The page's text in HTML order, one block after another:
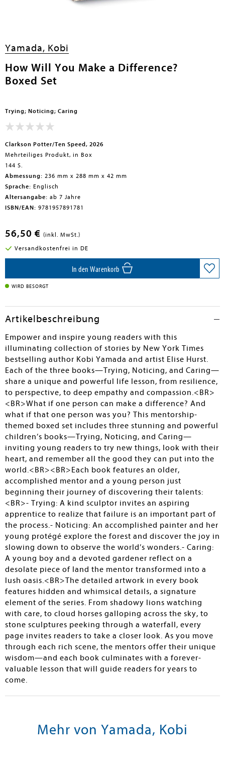
Yamada, Kobi
How Will You Make a Difference?
Boxed Set
Trying; Noticing; Caring
Clarkson Potter/Ten Speed, 2026
Mehrteiliges Produkt, in Box
144 S.
Abmessung: 236 mm x 288 mm x 42 mm
Sprache: Englisch
Altersangabe: ab 7 Jahre
ISBN/EAN: 9781957891781
56,50 € (inkl. MwSt.)
Versandkostenfrei in DE
In den Warenkorb
WIRD BESORGT
Artikelbeschreibung
Empower and inspire young readers with this
illuminating collection of stories by New York Times
bestselling author Kobi Yamada and artist Elise Hurst.
Each of the three books—Trying, Noticing, and Caring—
share a unique and powerful life lesson, from resilience,
to perspective, to deep empathy and compassion.<BR>
<BR>What if one person can make a difference? And
what if that one person was you? This mentorship-
themed boxed set includes three stunning and powerful
children’s books—Trying, Noticing, and Caring—
inviting young readers to try new things, look with their
heart, and remember all the good they can put into the
world.<BR><BR>Each book features an older,
accomplished mentor and a young person just
beginning their journey of discovering their talents:
<BR>- Trying: A kind sculptor invites an aspiring
apprentice to realize that failure is an important part of
the process.- Noticing: An accomplished painter and her
young protégé explore the forest and discover the joy in
slowing down to observe the world’s wonders.- Caring:
A young boy and a devoted gardener reflect on a
desolate piece of land the mentor transformed into a
lush oasis.<BR>The detailed artwork in every book
features hidden and whimsical details, a signature
element of the series. From shadowy lions watching
with care, to cloud horses galloping across the sky, to
stone sculptures peeking through a waterfall, every
page invites readers to take a closer look. As you move
through each rich scene, the mentors offer their unique
wisdom—and each book culminates with a forever-
valuable lesson that will guide readers for years to
come.
Mehr von Yamada, Kobi